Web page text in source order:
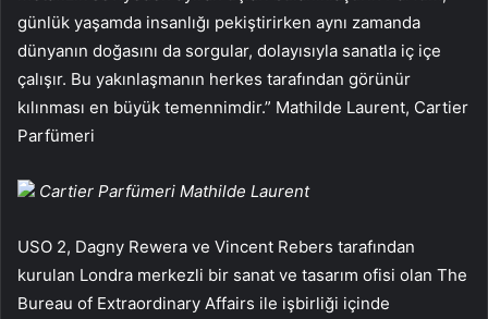
günlük yaşamda insanlığı pekiştirirken aynı zamanda
dünyanın doğasını da sorgular, dolayısıyla sanatla iç içe
çalışır. Bu yakınlaşmanın herkes tarafından görünür
kılınması en büyük temennimdir.” Mathilde Laurent, Cartier
Parfümeri
Cartier Parfümeri Mathilde Laurent
USO 2, Dagny Rewera ve Vincent Rebers tarafından
kurulan Londra merkezli bir sanat ve tasarım ofisi olan The
Bureau of Extraordinary Affairs ile işbirliği içinde